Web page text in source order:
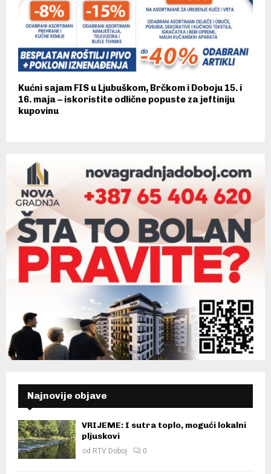
Kućni sajam FIS u Ljubuškom, Brčkom i Doboju 15. i
16. maja – iskoristite odlične popuste za jeftiniju
kupovinu
Najnovije objave
VRIJEME: I sutra toplo, mogući lokalni
pljuskovi
od RTV Doboj 0